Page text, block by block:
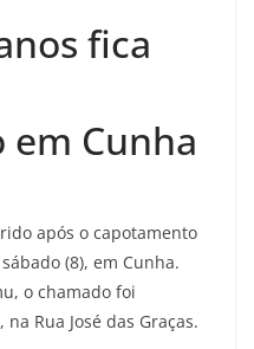
fica
Cunha
após o capotamento
(8), em Cunha.
o chamado foi
Rua José das Graças.